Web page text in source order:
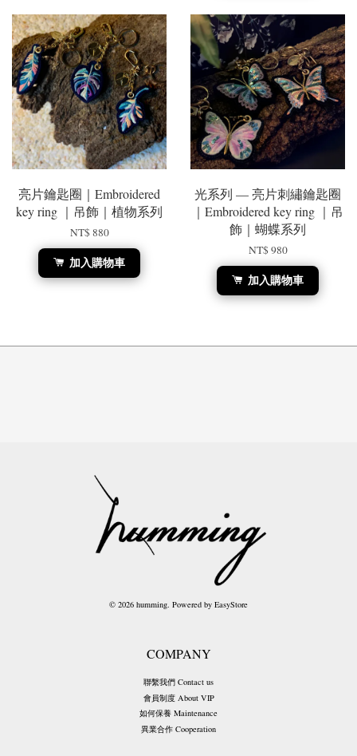
亮片鑰匙圈｜Embroidered
key ring ｜吊飾｜植物系列
NT$ 880
加入購物車
光系列 — 亮片刺繡鑰匙圈
｜Embroidered key ring ｜吊
飾｜蝴蝶系列
NT$ 980
加入購物車
© 2026 humming. Powered by EasyStore
COMPANY
聯繫我們 Contact us
會員制度 About VIP
如何保養 Maintenance
異業合作 Cooperation